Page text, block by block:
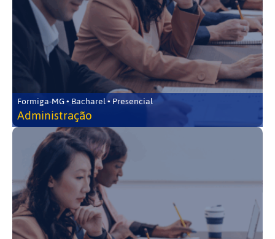
Formiga-MG • Bacharel • Presencial
Administração